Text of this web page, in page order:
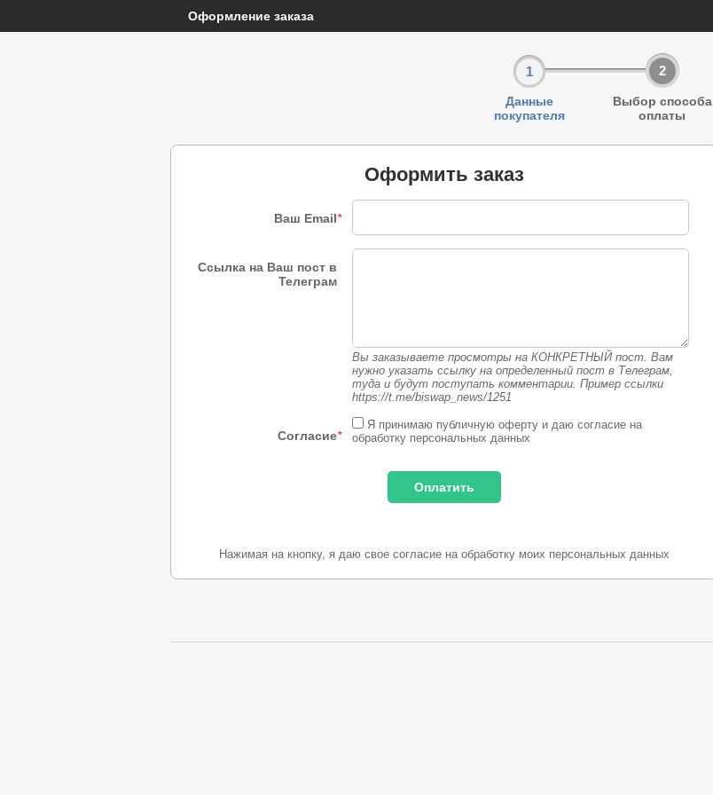
Оформление заказа
1
Данные
покупателя
2
Выбор способа
оплаты
Оформить заказ
Ваш Email*
Ссылка на Ваш пост в
Телеграм
Вы заказываете просмотры на КОНКРЕТНЫЙ пост. Вам
нужно указать ссылку на определенный пост в Телеграм,
туда и будут поступать комментарии. Пример ссылки
https://t.me/biswap_news/1251
Согласие*
Я принимаю публичную оферту и даю согласие на
обработку персональных данных
Нажимая на кнопку, я даю свое согласие на обработку моих персональных данных